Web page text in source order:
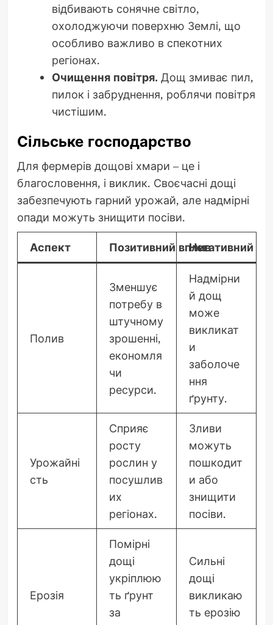
відбивають сонячне світло,
охолоджуючи поверхню Землі, що
особливо важливо в спекотних
регіонах.
Очищення повітря. Дощ змиває пил,
пилок і забруднення, роблячи повітря
чистішим.
Сільське господарство
Для фермерів дощові хмари – це і
благословення, і виклик. Своєчасні дощі
забезпечують гарний урожай, але надмірні
опади можуть знищити посіви.
Аспект Позитивний впливНегативний
Полив
Зменшує
потребу в
штучному
зрошенні,
економля
чи
ресурси.
Надмірни
й дощ
може
викликат
и
заболоче
ння
ґрунту.
Урожайні
сть
Сприяє
росту
рослин у
посушлив
их
регіонах.
Зливи
можуть
пошкодит
и або
знищити
посіви.
Ерозія
Помірні
дощі
укріплюю
ть ґрунт
за
Сильні
дощі
викликаю
ть ерозію